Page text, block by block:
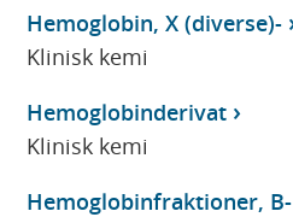
Hemoglobin, X (diverse)-
Klinisk kemi
Hemoglobinderivat
Klinisk kemi
Hemoglobinfraktioner, B-